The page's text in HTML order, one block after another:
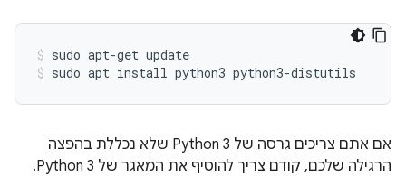
sudo apt-get update
sudo apt install python3 python3-distutils
אם אתם צריכים גרסה של Python 3 שלא נכללת בהפצה
הרגילה שלכם, קודם צריך להוסיף את המאגר של Python 3.